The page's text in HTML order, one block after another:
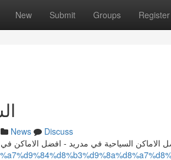
New Submit Groups Register
News
Discuss
الاماكن السياحية في مدريد - افضل الاماكن